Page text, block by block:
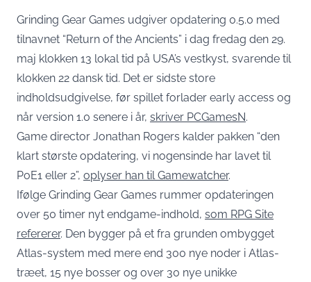
Grinding Gear Games udgiver opdatering 0.5.0 med
tilnavnet “Return of the Ancients” i dag fredag den 29.
maj klokken 13 lokal tid på USA’s vestkyst, svarende til
klokken 22 dansk tid. Det er sidste store
indholdsudgivelse, før spillet forlader early access og
når version 1.0 senere i år, skriver PCGamesN.
Game director Jonathan Rogers kalder pakken “den
klart største opdatering, vi nogensinde har lavet til
PoE1 eller 2”, oplyser han til Gamewatcher.
Ifølge Grinding Gear Games rummer opdateringen
over 50 timer nyt endgame-indhold, som RPG Site
refererer. Den bygger på et fra grunden ombygget
Atlas-system med mere end 300 nye noder i Atlas-
træet, 15 nye bosser og over 30 nye unikke